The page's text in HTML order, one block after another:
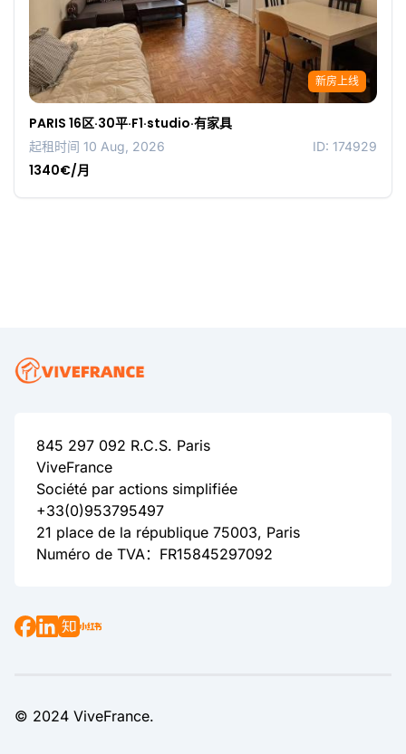
新房上线
PARIS 16区·30平·F1·studio·有家具
起租时间 10 Aug, 2026 ID: 174929
1340€/月
845 297 092 R.C.S. Paris
ViveFrance
Société par actions simplifiée
+33(0)953795497
21 place de la république 75003, Paris
Numéro de TVA：FR15845297092
© 2024 ViveFrance.